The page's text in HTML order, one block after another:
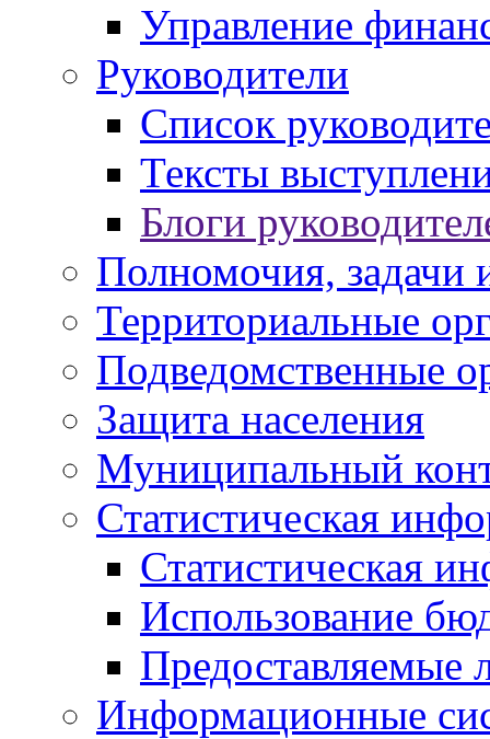
Управление
Руководители
Список
Тексты
Блоги
Полномочия, задачи
Территориальные
Подведомственные
Защита населения
Муниципальный
Статистическая
Статистическая
Использование
Предоставляемые
Информационные